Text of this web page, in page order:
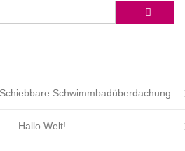
Schwimmbadüberdachung
Hallo Welt!